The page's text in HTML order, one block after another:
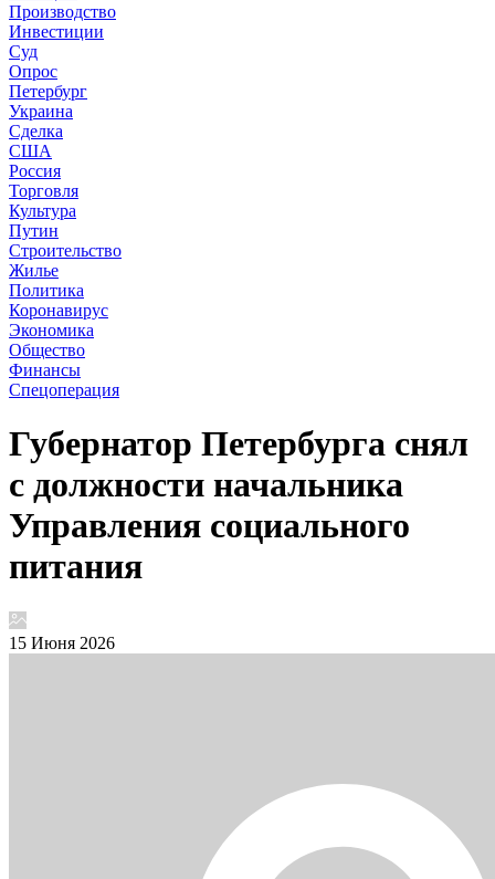
Производство
Инвестиции
Суд
Опрос
Петербург
Украина
Сделка
США
Россия
Торговля
Культура
Путин
Строительство
Жилье
Политика
Коронавирус
Экономика
Общество
Финансы
Спецоперация
Губернатор Петербурга снял
с должности начальника
Управления социального
питания
15 Июня 2026